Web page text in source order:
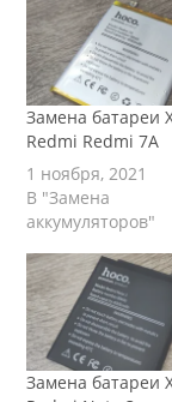
Замена батареи
Redmi Redmi 7A
1 ноября, 2021
В "Замена
аккумуляторов"
Замена батареи